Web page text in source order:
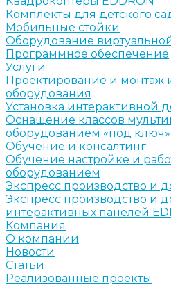
Комплекты для детского
Мобильные стойки
Оборудование
Программное обеспечение
Услуги
Проектирование и монтаж
оборудования
Установка интерактивной
Оснащение классов
оборудованием «под ключ»
Обучение и консалтинг
Обучение настройке и
оборудованием
Экспресс производство и
Экспресс производство и
интерактивных панелей
Компания
О компании
Новости
Статьи
Реализованные проекты